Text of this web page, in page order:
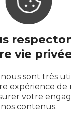
vie
nous sont très
expérience de
votre
nos contenus.
de
82200 Moissac